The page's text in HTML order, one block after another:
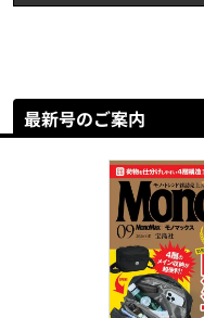
最新号のご案内